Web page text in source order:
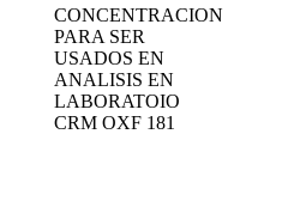
CONCENTRACION
PARA SER
USADOS EN
ANALISIS EN
LABORATOIO
CRM OXF 181